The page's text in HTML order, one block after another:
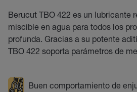
Berucut TBO 422 es un lubricante
miscible en agua para todos los
profunda. Gracias a su potente
TBO 422 soporta parámetros de
Buen comportamiento de